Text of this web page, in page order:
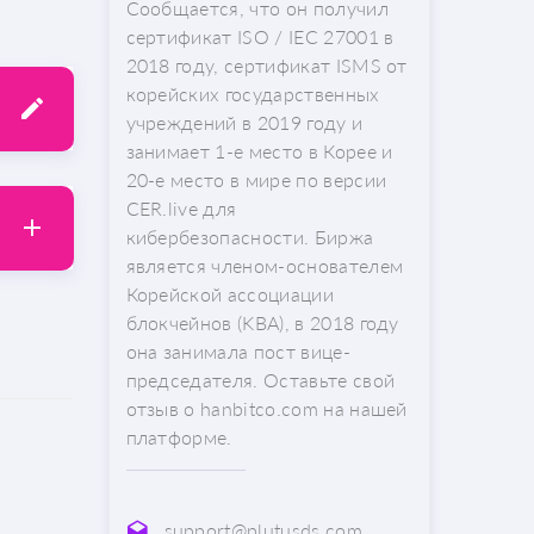
Сообщается, что он получил
сертификат ISO / IEC 27001 в
2018 году, сертификат ISMS от
корейских государственных
учреждений в 2019 году и
занимает 1-е место в Корее и
20-е место в мире по версии
CER.live для
кибербезопасности. Биржа
является членом-основателем
Корейской ассоциации
блокчейнов (KBA), в 2018 году
она занимала пост вице-
председателя. Оставьте свой
отзыв о hanbitco.com на нашей
платформе.
support@plutusds.com